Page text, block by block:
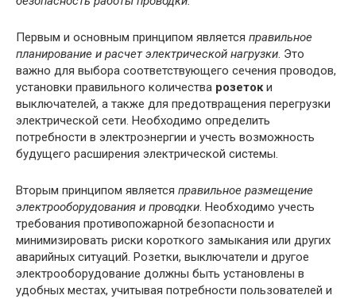
Первым и основным принципом является правильное
планирование и расчет электрической нагрузки. Это
важно для выбора соответствующего сечения проводов,
установки правильного количества розетоки
выключателей, а также для предотвращения перегрузки
электрической сети. Необходимо определить
потребности в электроэнергии и учесть возможность
будущего расширения электрической системы.
Вторым принципом является правильное размещение
электрооборудования и проводки. Необходимо учесть
требования противопожарной безопасности и
минимизировать риски короткого замыкания или других
аварийных ситуаций. Розетки, выключатели и другое
электрооборудование должны быть установлены в
удобных местах, учитывая потребности пользователей и